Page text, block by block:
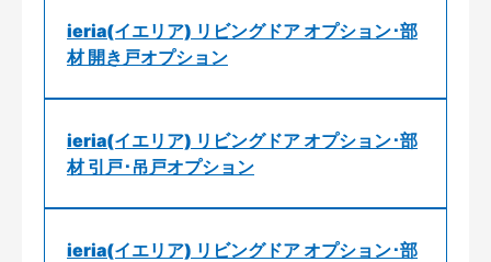
ieria(イエリア) リビングドア オプション･部
材 開き戸オプション
ieria(イエリア) リビングドア オプション･部
材 引戸･吊戸オプション
ieria(イエリア) リビングドア オプション･部